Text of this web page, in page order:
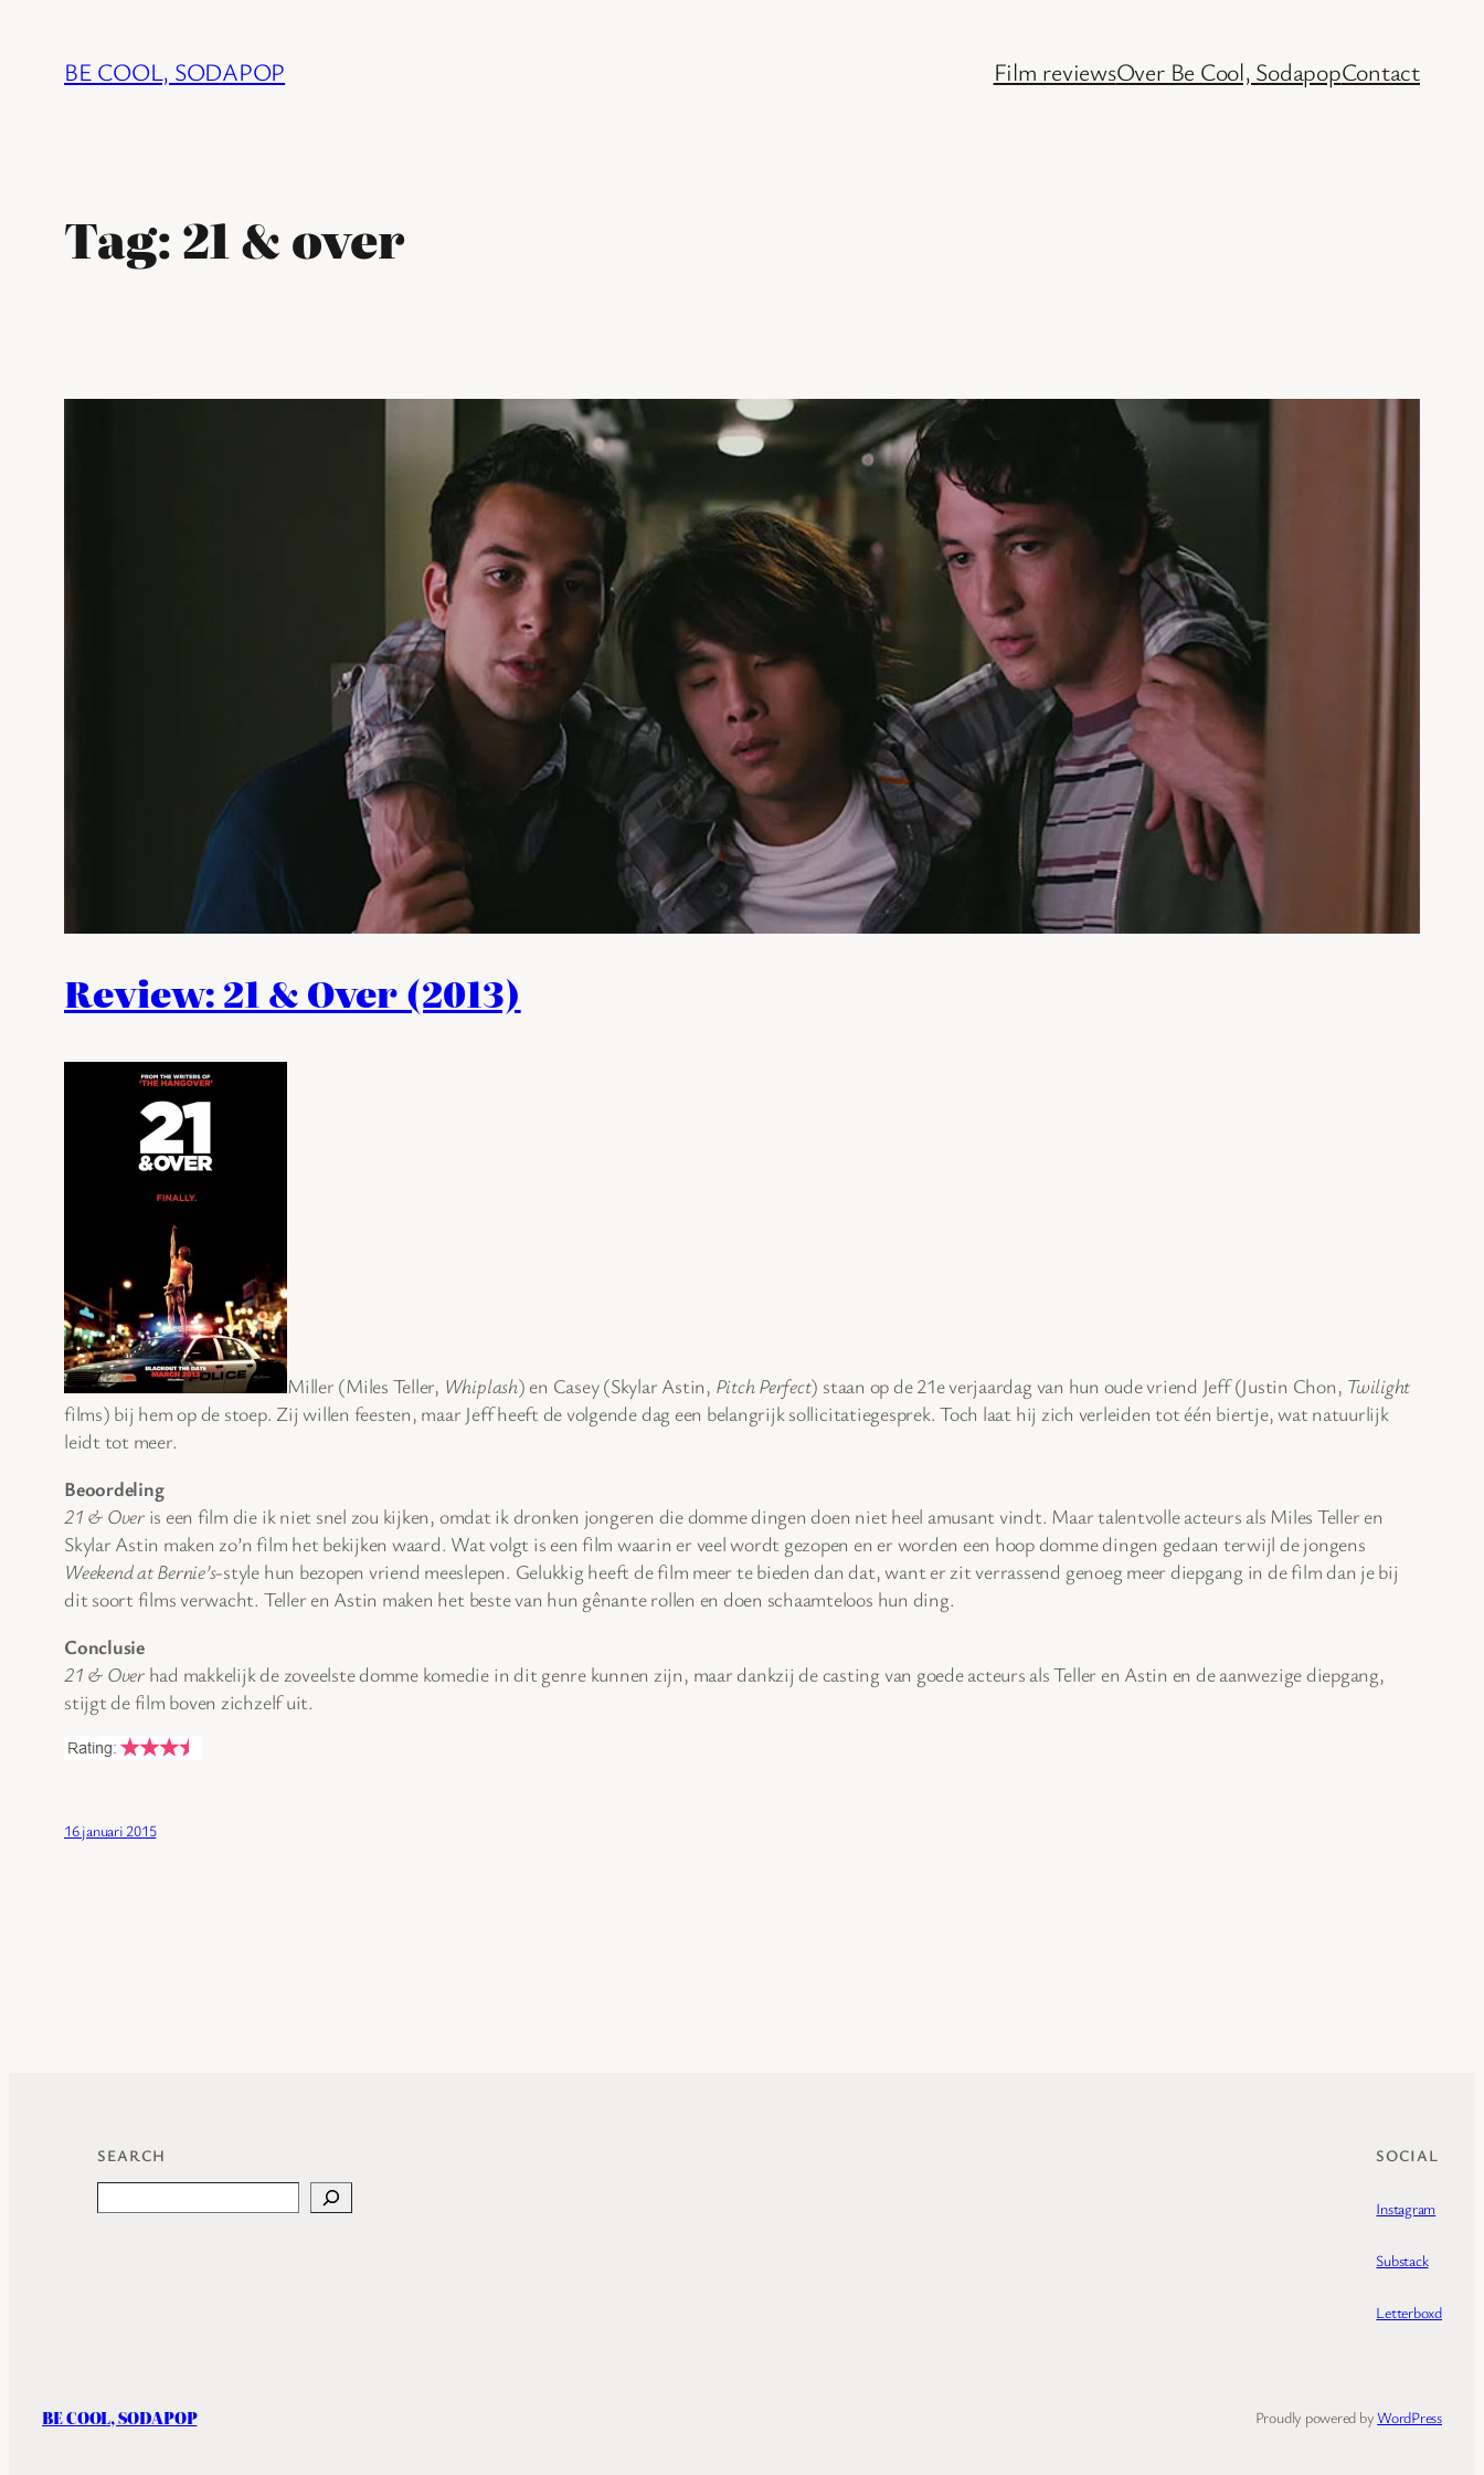
BE COOL, SODAPOP Film reviewsOver Be Cool, SodapopContact
Tag:21 & over
Review: 21 & Over (2013)
Miller (Miles Teller, Whiplash) en Casey (Skylar Astin, Pitch Perfect) staan op de 21e verjaardag van hun oude vriend Jeff (Justin Chon, Twilight
films) bij hem op de stoep. Zij willen feesten, maar Jeff heeft de volgende dag een belangrijk sollicitatiegesprek. Toch laat hij zich verleiden tot één biertje, wat natuurlijk
leidt tot meer.
Beoordeling
21 & Overis een film die ik niet snel zou kijken, omdat ik dronken jongeren die domme dingen doen niet heel amusant vindt. Maar talentvolle acteurs als Miles Teller en
Skylar Astin maken zo’n film het bekijken waard. Wat volgt is een film waarin er veel wordt gezopen en er worden een hoop domme dingen gedaan terwijl de jongens
Weekend at Bernie’s-style hun bezopen vriend meeslepen. Gelukkig heeft de film meer te bieden dan dat, want er zit verrassend genoeg meer diepgang in de film dan je bij
dit soort films verwacht. Teller en Astin maken het beste van hun gênante rollen en doen schaamteloos hun ding.
Conclusie
21 & Overhad makkelijk de zoveelste domme komedie in dit genre kunnen zijn, maar dankzij de casting van goede acteurs als Teller en Astin en de aanwezige diepgang,
stijgt de film boven zichzelf uit.
16 januari 2015
SEARCH SOCIAL
Instagram
Substack
Letterboxd
BE COOL, SODAPOP Proudly powered byWordPress